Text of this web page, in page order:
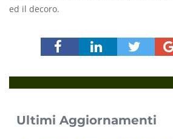
ed il decoro.
Ultimi Aggiornamenti